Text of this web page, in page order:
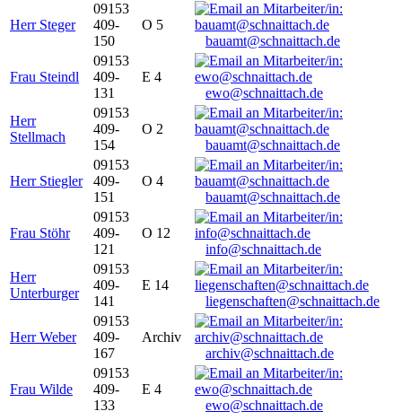
Herr Steger
09153
409-
150
O 5
bauamt@schnaittach.de
Frau Steindl
09153
409-
131
E 4
ewo@schnaittach.de
Herr
Stellmach
09153
409-
154
O 2
bauamt@schnaittach.de
Herr Stiegler
09153
409-
151
O 4
bauamt@schnaittach.de
Frau Stöhr
09153
409-
121
O 12
info@schnaittach.de
Herr
Unterburger
09153
409-
141
E 14
liegenschaften@schnaittach.de
Herr Weber
09153
409-
167
Archiv
archiv@schnaittach.de
Frau Wilde
09153
409-
133
E 4
ewo@schnaittach.de